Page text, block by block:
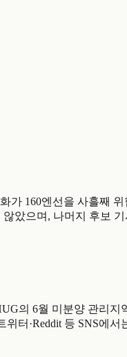
가 160엔선을 사흘째
았으며, 나머지 후보
의 6월 미분양 관리지
터·Reddit 등 SNS에